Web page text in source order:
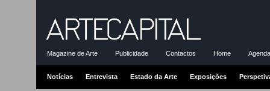
Magazine de Arte Publicidade Contactos Home
Notícias Entrevista Estado da Arte Exposições